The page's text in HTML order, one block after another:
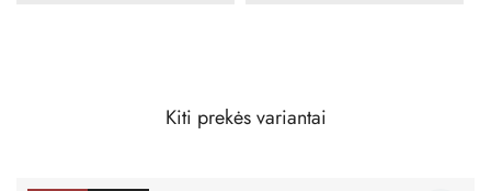
Kiti prekės variantai